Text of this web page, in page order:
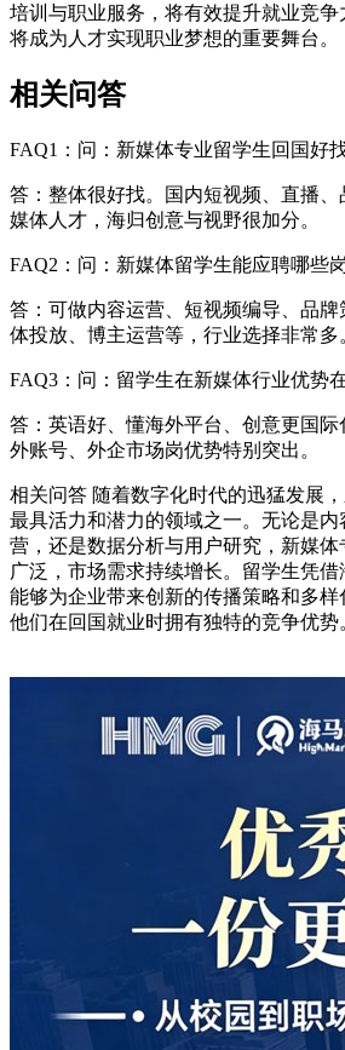
培训与职业服务，将有效提升就业竞
将成为人才实现职业梦想的重要舞台。
相关问答
FAQ1：问：新媒体专业留学生回国好
答：整体很好找。国内短视频、直播
媒体人才，海归创意与视野很加分。
FAQ2：问：新媒体留学生能应聘哪些
答：可做内容运营、短视频编导、品
体投放、博主运营等，行业选择非常多
FAQ3：问：留学生在新媒体行业优势
答：英语好、懂海外平台、创意更国
外账号、外企市场岗优势特别突出。
相关问答 随着数字化时代的迅猛发展
最具活力和潜力的领域之一。无论是
营，还是数据分析与用户研究，新媒体
广泛，市场需求持续增长。留学生凭借
能够为企业带来创新的传播策略和多
他们在回国就业时拥有独特的竞争优势